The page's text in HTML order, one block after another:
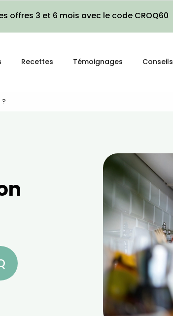
offres 3 et 6 mois avec le code CROQ60
Recettes Témoignages Conseils
?